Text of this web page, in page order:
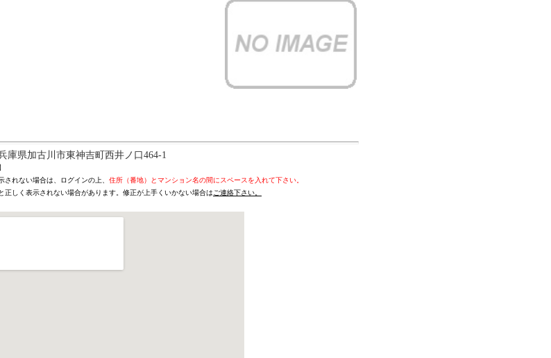
庫県加古川市東神吉町西井ノ口464-1
されない場合は、ログインの上、 住所（番地）とマンション名の間にスペースを入れて下さい。
正しく表示されない場合があります。修正が上手くいかない場合は ご連絡下さい。